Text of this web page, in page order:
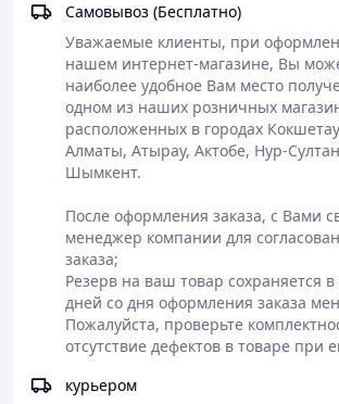
Оформление
заказа на сайте
Полная
предоплата
магазине
Самовывоз (Бесплатно)
Уважаемые клиенты, при
нашем интернет-магазине, Вы
наиболее удобное Вам место
одном из наших розничных
расположенных в городах
Алматы, Атырау, Актобе, Нур-
Шымкент.
После оформления заказа, с Вами
менеджер компании для
заказа;
Резерв на ваш товар сохраняется
дней со дня оформления заказа
Пожалуйста, проверьте
отсутствие дефектов в товаре при
курьером